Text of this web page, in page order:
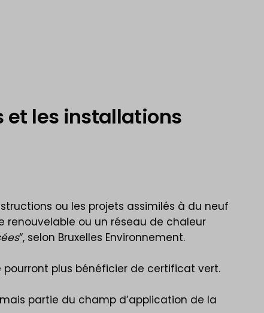
et les installations
ou les projets assimilés à du neuf
ou un réseau de chaleur
“, selon Bruxelles Environnement.
plus bénéficier de certificat vert.
partie du champ d’application de la